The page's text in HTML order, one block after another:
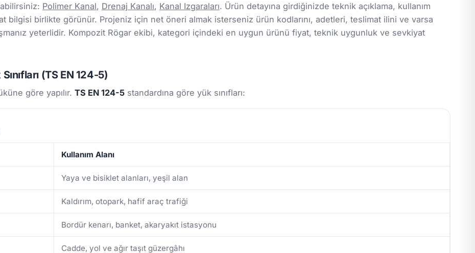
Polimer Kanal, Drenaj Kanalı, Kanal Izgaraları. Ürün detayına girdiğinizde teknik açıklama, kullanım
bilgisi birlikte görünür. Projeniz için net öneri almak isterseniz ürün kodlarını, adetleri, teslimat ilini ve varsa
yeterlidir. Kompozit Rögar ekibi, kategori içindeki en uygun ürünü fiyat, teknik uygunluk ve sevkiyat
(TS EN 124-5)
göre yapılır. TS EN 124-5 standardına göre yük sınıfları:
Kullanım Alanı
Yaya ve bisiklet alanları, yeşil alan
Kaldırım, otopark, hafif araç trafiği
Bordür kenarı, banket, akaryakıt istasyonu
Cadde, yol ve ağır taşıt güzergâhı